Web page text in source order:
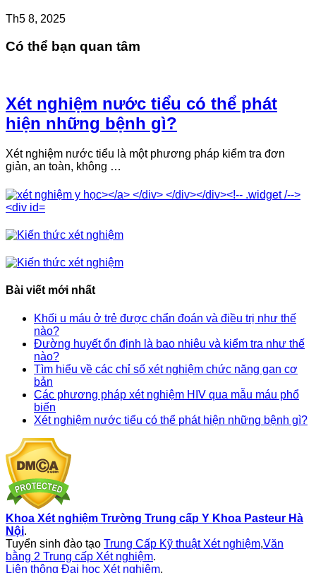
Th5 8, 2025
Có thể bạn quan tâm
Xét nghiệm nước tiểu có thể phát
hiện những bệnh gì?
Xét nghiệm nước tiểu là một phương pháp kiểm tra đơn
giản, an toàn, không …
Bài viết mới nhất
Khối u máu ở trẻ được chẩn đoán và điều trị như thế
nào?
Đường huyết ổn định là bao nhiêu và kiểm tra như thế
nào?
Tìm hiểu về các chỉ số xét nghiệm chức năng gan cơ
bản
Các phương pháp xét nghiệm HIV qua mẫu máu phổ
biến
Xét nghiệm nước tiểu có thể phát hiện những bệnh gì?
Khoa Xét nghiệm Trường Trung cấp Y Khoa Pasteur Hà
Nội.
Tuyển sinh đào tạo Trung Cấp Kỹ thuật Xét nghiệm,Văn
bằng 2 Trung cấp Xét nghiệm.
Liên thông Đại học Xét nghiệm,